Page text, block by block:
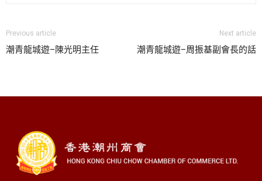
Previous article
潮青龍城遊–陳光明主任
Next article
潮青龍城遊–周振基副會長的話